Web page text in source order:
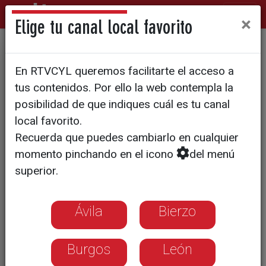
Los propietarios de pisos
turísticos denuncian la
incertidumbre generada por
el TSJ
Elige tu canal local favorito ×
En RTVCYL queremos facilitarte el acceso a
tus contenidos. Por ello la web contempla la
posibilidad de que indiques cuál es tu canal
local favorito.
Recuerda que puedes cambiarlo en cualquier
momento pinchando en el icono
del menú
superior.
Ávila Bierzo
Burgos León